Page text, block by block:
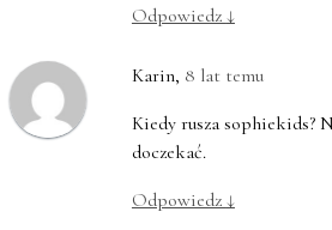
Odpowiedz ↓
Karin, 8 lat temu
Kiedy rusza sophiekids?
doczekać.
Odpowiedz ↓